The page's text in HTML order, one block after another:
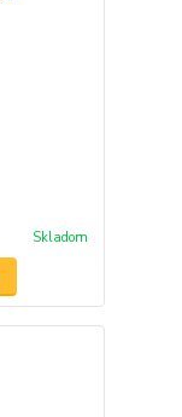
Skladom